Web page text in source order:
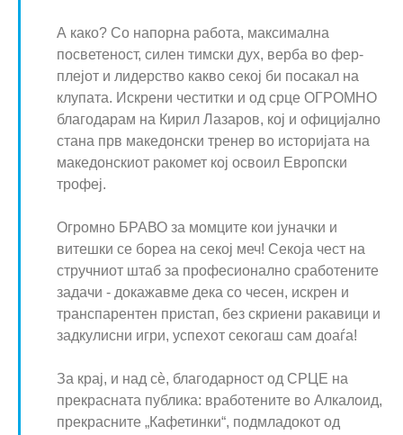
А како? Со напорна работа, максимална
посветеност, силен тимски дух, верба во фер-
плејот и лидерство какво секој би посакал на
клупата. Искрени честитки и од срце ОГРОМНО
благодарам на Кирил Лазаров, кој и официјално
стана прв македонски тренер во историјата на
македонскиот ракомет кој освоил Европски
трофеј.
Огромно БРАВО за момците кои јуначки и
витешки се бореа на секој меч! Секоја чест на
стручниот штаб за професионално сработените
задачи - докажавме дека со чесен, искрен и
транспарентен пристап, без скриени ракавици и
задкулисни игри, успехот секогаш сам доаѓа!
За крај, и над сѐ, благодарност од СРЦЕ на
прекрасната публика: вработените во Алкалоид,
прекрасните „Кафетинки“, подмладокот од